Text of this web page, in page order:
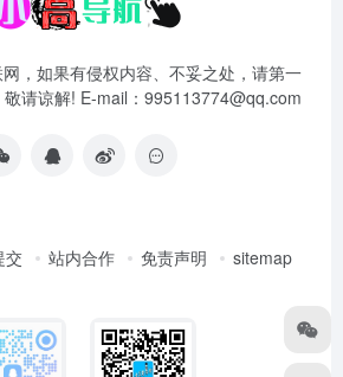
，如果有侵权内容、不妥之处，请第一
请谅解! E-mail：995113774@qq.com
交 站内合作 免责声明 sitemap